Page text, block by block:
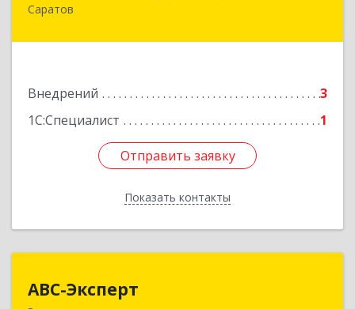
Саратов
Внедрений
3
1С:Специалист
1
Отправить заявку
Показать контакты
Отправить заявку
Назад
АВС-Эксперт